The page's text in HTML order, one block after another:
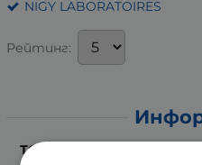
NIGY LABORATOIRES
Рейтинг:
ТОПИКРЕМ МИЦЕЛАРНА